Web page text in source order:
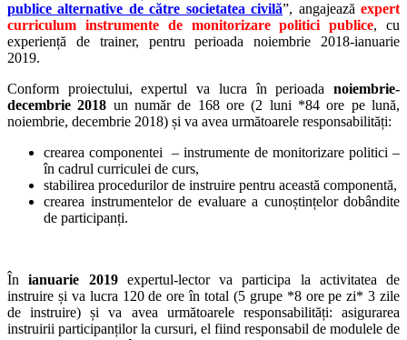
publice alternative de către societatea civilă”, angajeazăexpert
curriculum instrumente de monitorizare politici publice, cu
experiență de trainer, pentru perioada noiembrie 2018-ianuarie
2019.
Conform proiectului, expertul va lucra în perioada noiembrie-
decembrie 2018 un număr de 168 ore (2 luni *84 ore pe lună,
noiembrie, decembrie 2018) și va avea următoarele responsabilități:
crearea componentei – instrumente de monitorizare politici –
în cadrul curriculei de curs,
stabilirea procedurilor de instruire pentru această componentă,
crearea instrumentelor de evaluare a cunoștințelor dobândite
de participanți.
Înianuarie 2019expertul-lector va participa la activitatea de
instruire și va lucra 120 de ore în total (5 grupe *8 ore pe zi* 3 zile
de instruire) și va avea următoarele responsabilități: asigurarea
instruirii participanților la cursuri, el fiind responsabil de modulele de